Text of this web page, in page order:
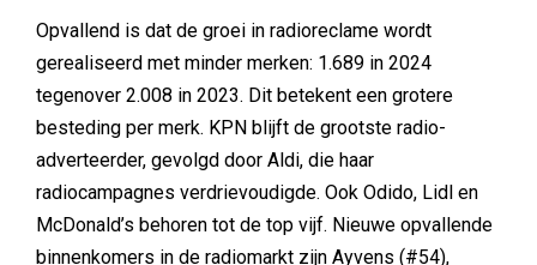
Opvallend is dat de groei in radioreclame wordt
gerealiseerd met minder merken: 1.689 in 2024
tegenover 2.008 in 2023. Dit betekent een grotere
besteding per merk. KPN blijft de grootste radio-
adverteerder, gevolgd door Aldi, die haar
radiocampagnes verdrievoudigde. Ook Odido, Lidl en
McDonald’s behoren tot de top vijf. Nieuwe opvallende
binnenkomers in de radiomarkt zijn Ayvens (#54),